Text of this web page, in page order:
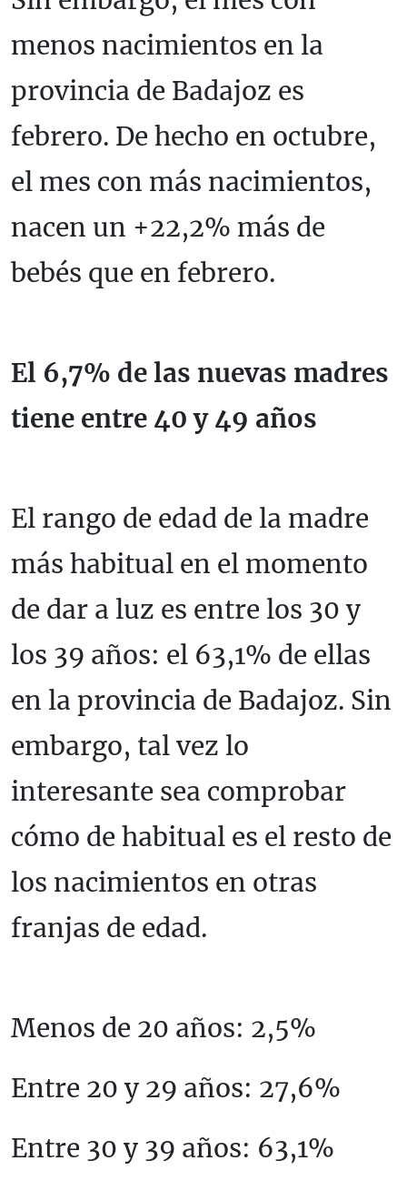
menos nacimientos en la
provincia de Badajoz es
febrero. De hecho en octubre,
el mes con más nacimientos,
nacen un +22,2% más de
bebés que en febrero.
El 6,7% de las nuevas madres
tiene entre 40 y 49 años
El rango de edad de la madre
más habitual en el momento
de dar a luz es entre los 30 y
los 39 años: el 63,1% de ellas
en la provincia de Badajoz. Sin
embargo, tal vez lo
interesante sea comprobar
cómo de habitual es el resto de
los nacimientos en otras
franjas de edad.
Menos de 20 años: 2,5%
Entre 20 y 29 años: 27,6%
Entre 30 y 39 años: 63,1%